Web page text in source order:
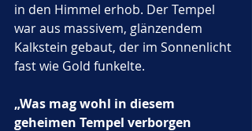
in den Himmel erhob. Der Tempel
war aus massivem, glänzendem
Kalkstein gebaut, der im Sonnenlicht
fast wie Gold funkelte.
„Was mag wohl in diesem
geheimen Tempel verborgen